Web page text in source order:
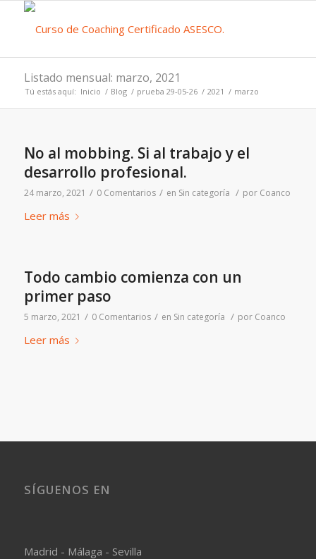
Listado mensual: marzo, 2021
Tú estás aquí: Inicio / Blog / prueba 29-05-26 / 2021 / marzo
No al mobbing. Si al trabajo y el
desarrollo profesional.
24 marzo, 2021 / 0 Comentarios / en Sin categoría / por Coanco
Leer más
Todo cambio comienza con un
primer paso
5 marzo, 2021 / 0 Comentarios / en Sin categoría / por Coanco
Leer más
SÍGUENOS EN
Madrid - Málaga - Sevilla